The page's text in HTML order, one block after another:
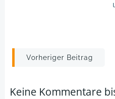
Post
navigation
Vorheriger Beitrag
Keine Kommentare